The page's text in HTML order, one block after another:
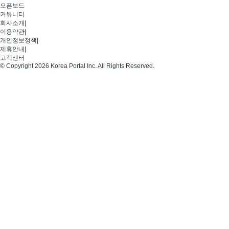
오픈보드
커뮤니티
회사소개
이용약관
개인정보정책
제휴안내
고객센터
© Copyright 2026 Korea Portal Inc. All Rights Reserved.